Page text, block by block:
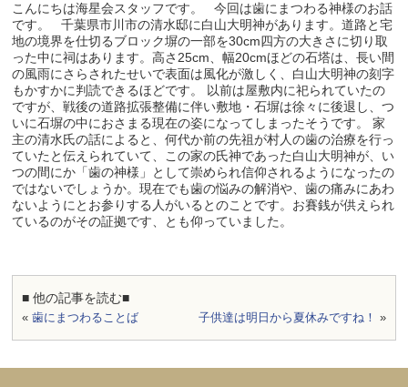
こんにちは海星会スタッフです。 今回は歯にまつわる神様のお話
です。 千葉県市川市の清水邸に白山大明神があります。道路と宅
地の境界を仕切るブロック塀の一部を30cm四方の大きさに切り取
った中に祠はあります。高さ25cm、幅20cmほどの石塔は、長い間
の風雨にさらされたせいで表面は風化が激しく、白山大明神の刻字
もかすかに判読できるほどです。 以前は屋敷内に祀られていたの
ですが、戦後の道路拡張整備に伴い敷地・石塀は徐々に後退し、つ
いに石塀の中におさまる現在の姿になってしまったそうです。 家
主の清水氏の話によると、何代か前の先祖が村人の歯の治療を行っ
ていたと伝えられていて、この家の氏神であった白山大明神が、い
つの間にか「歯の神様」として崇められ信仰されるようになったの
ではないでしょうか。現在でも歯の悩みの解消や、歯の痛みにあわ
ないようにとお参りする人がいるとのことです。お賽銭が供えられ
ているのがその証拠です、とも仰っていました。
■ 他の記事を読む■
«歯にまつわることば 子供達は明日から夏休みですね！ »